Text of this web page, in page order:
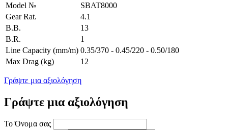
Model №
SBAT8000
Gear Rat.
4.1
B.B.
13
B.R.
1
Line Capacity (mm/m) 0.35/370 - 0.45/220 - 0.50/180
Max Drag (kg)
12
Γράψτε μια αξιολόγηση
Γράψτε μια αξιολόγηση
Το Όνομα σας